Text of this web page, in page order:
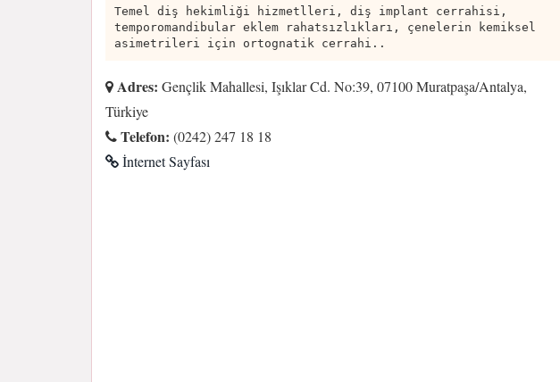
Temel diş hekimliği hizmetlleri, diş implant cerrahisi,
temporomandibular eklem rahatsızlıkları, çenelerin kemiksel
asimetrileri için ortognatik cerrahi..
Adres: Gençlik Mahallesi, Işıklar Cd. No:39, 07100 Muratpaşa/Antalya,
Türkiye
Telefon: (0242) 247 18 18
İnternet Sayfası